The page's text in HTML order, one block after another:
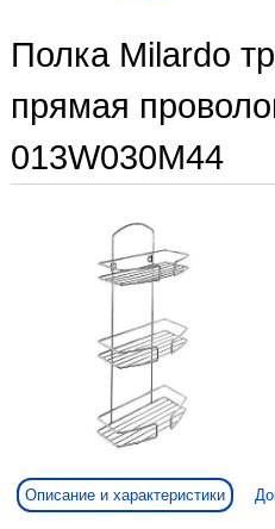
Полка Milardo
прямая
013W030M44
Описание и характеристики